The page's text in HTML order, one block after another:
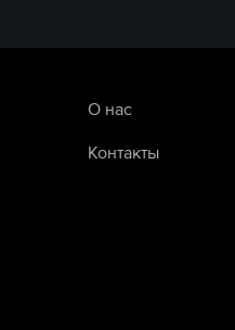
О нас
Контакты